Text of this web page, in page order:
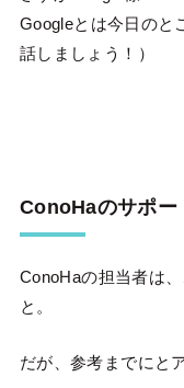
Googleとは今日のと
話しましょう！）
ConoHaのサポー
ConoHaの担当者は
と。
だが、参考までにと